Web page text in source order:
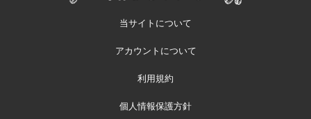
当サイトについて
アカウントについて
利用規約
個人情報保護方針